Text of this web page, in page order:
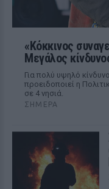
«Κόκκινος
Μεγάλος
Για πολύ υψηλό
προειδοποιεί η
σε 4 νησιά.
ΣΉΜΕΡΑ